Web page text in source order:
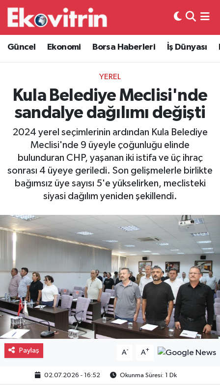
Güncel Ekonomi Borsa Haberleri İş Dünyası
YEREL
Kula Belediye Meclisi'nde
sandalye dağılımı değişti
2024 yerel seçimlerinin ardından Kula Belediye
Meclisi'nde 9 üyeyle çoğunluğu elinde
bulunduran CHP, yaşanan iki istifa ve üç ihraç
sonrası 4 üyeye geriledi. Son gelişmelerle birlikte
bağımsız üye sayısı 5'e yükselirken, meclisteki
siyasi dağılım yeniden şekillendi.
Paylaş A- A+
02.07.2026 - 16:52 Okunma Süresi: 1 Dk
Güncel
Ekonomi
Borsa Haberleri
İş Dünyası
Lojistik
Otovitrin
Asayiş
Gayrimenkul
Eğitim
Hava Durumu
Trafik Durumu
Süper Lig Puan Durumu ve Fikstür
Tüm Manşetler
Son Dakika Haberleri
Haber Arşivi